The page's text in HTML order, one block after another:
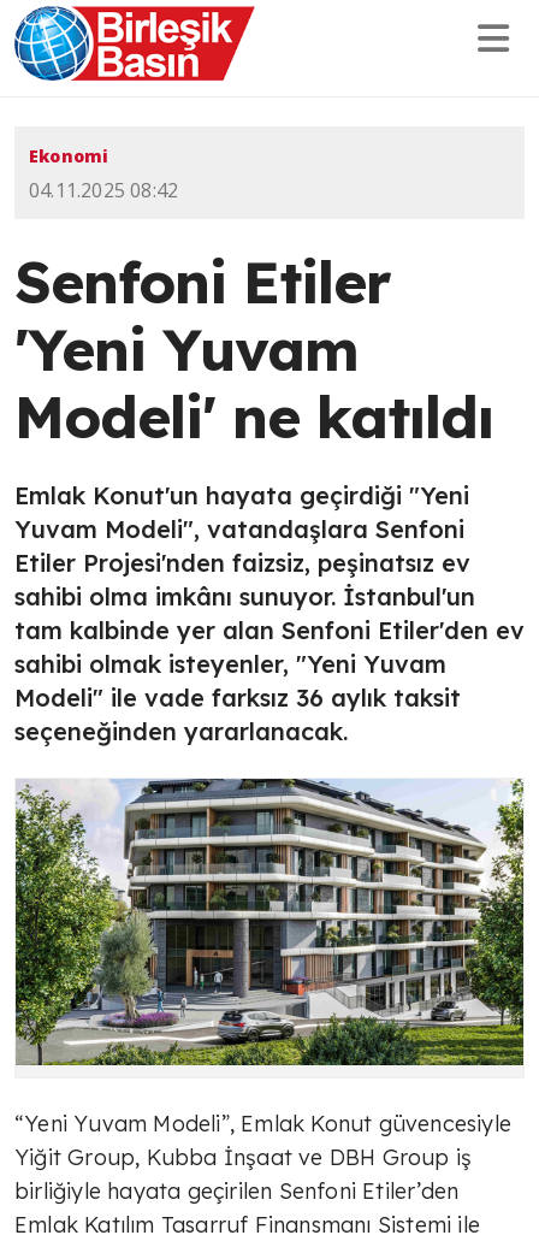
Ekonomi
04.11.2025 08:42
Senfoni Etiler
'Yeni Yuvam
Modeli' ne katıldı
Emlak Konut'un hayata geçirdiği "Yeni
Yuvam Modeli", vatandaşlara Senfoni
Etiler Projesi'nden faizsiz, peşinatsız ev
sahibi olma imkânı sunuyor. İstanbul'un
tam kalbinde yer alan Senfoni Etiler'den ev
sahibi olmak isteyenler, "Yeni Yuvam
Modeli" ile vade farksız 36 aylık taksit
seçeneğinden yararlanacak.
“Yeni Yuvam Modeli”, Emlak Konut güvencesiyle
Yiğit Group, Kubba İnşaat ve DBH Group iş
birliğiyle hayata geçirilen Senfoni Etiler’den
Emlak Katılım Tasarruf Finansmanı Sistemi ile